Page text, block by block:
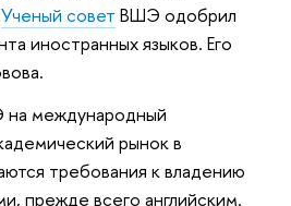
Ученый совет ВШЭ одобрил
иностранных языков. Его
международный
рынок в
требования к владению
прежде всего английским.